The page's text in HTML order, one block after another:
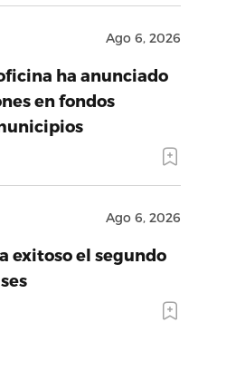
Ago 6, 2026
ha anunciado
en fondos
Ago 6, 2026
exitoso el segundo